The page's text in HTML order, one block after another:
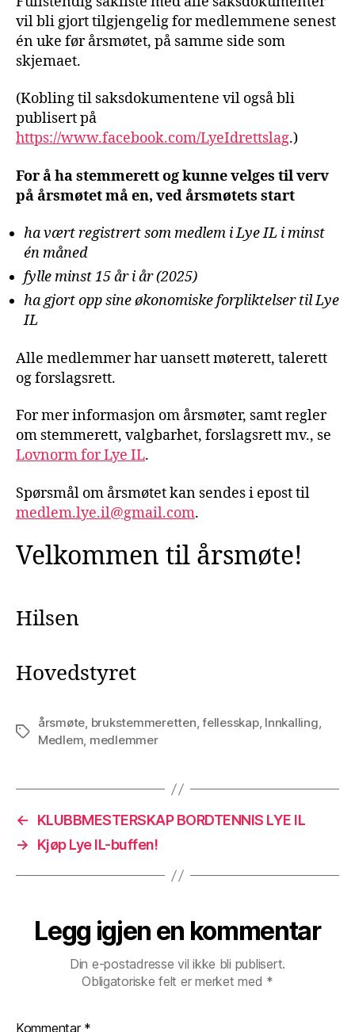
vil bli gjort tilgjengelig for medlemmene senest
én uke før årsmøtet, på samme side som
skjemaet.
(Kobling til saksdokumentene vil også bli
publisert på
https://www.facebook.com/LyeIdrettslag.)
For å ha stemmerett og kunne velges til verv
på årsmøtet må en, ved årsmøtets start
ha vært registrert som medlem i Lye IL i minst
én måned
fylle minst 15 år i år (2025)
ha gjort opp sine økonomiske forpliktelser til Lye
IL
Alle medlemmer har uansett møterett, talerett
og forslagsrett.
For mer informasjon om årsmøter, samt regler
om stemmerett, valgbarhet, forslagsrett mv., se
Lovnorm for Lye IL.
Spørsmål om årsmøtet kan sendes i epost til
medlem.lye.il@gmail.com.
Velkommen til årsmøte!
Hilsen
Hovedstyret
Stikkord
årsmøte, brukstemmeretten,fellesskap, Innkalling,
Medlem, medlemmer
←
KLUBBMESTERSKAP BORDTENNIS LYE IL
→
Kjøp Lye IL-buffen!
Legg igjen en kommentar
Din e-postadresse vil ikke bli publisert.
Obligatoriske felt er merket med *
Kommentar *